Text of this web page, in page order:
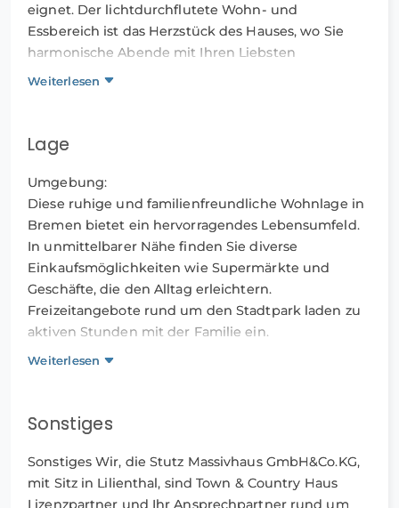
eignet. Der lichtdurchflutete Wohn- und
Essbereich ist das Herzstück des Hauses, wo Sie
harmonische Abende mit Ihren Liebsten
verbringen können. Drei variabel nutzbare Räume
sich von den herausragenden Bauqualitäten und
der energieeffizienten Bauweise. Kontaktieren Sie
uns noch heute - wir freuen uns auf Ihre Anfrage!
Weiterlesen
Lage
Umgebung:
Diese ruhige und familienfreundliche Wohnlage in
Bremen bietet ein hervorragendes Lebensumfeld.
In unmittelbarer Nähe finden Sie diverse
Einkaufsmöglichkeiten wie Supermärkte und
Geschäfte, die den Alltag erleichtern.
Freizeitangebote rund um den Stadtpark laden zu
aktiven Stunden mit der Familie ein.
ist optimal, sodass die nächste Bushaltestelle nur
ca. 5 Minuten Fußweg entfernt ist.
Anbindung an größere Städte:
Die nächstgelegene größere Stadt ist Bremen, die
Weiterlesen
Sonstiges
Sonstiges Wir, die Stutz Massivhaus GmbH&Co.KG,
mit Sitz in Lilienthal, sind Town & Country Haus
Lizenzpartner und Ihr Ansprechpartner rund um